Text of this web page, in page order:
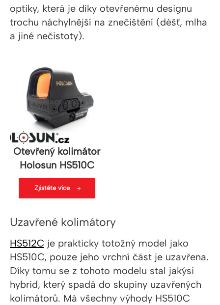
optiky, která je díky otevřenému designu
trochu náchylnější na znečištění (déšť, mlha
a jiné nečistoty).
Otevřený kolimátor
Holosun HS510C
Zjistěte více
Uzavřené kolimátory
HS512C je prakticky totožný model jako
HS510C, pouze jeho vrchní část je uzavřena.
Díky tomu se z tohoto modelu stal jakýsi
hybrid, který spadá do skupiny uzavřených
kolimátorů. Má všechny výhody HS510C